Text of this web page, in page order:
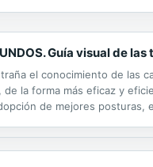
Guía visual de
el conocimiento de las
de la forma más eficaz y
de mejores